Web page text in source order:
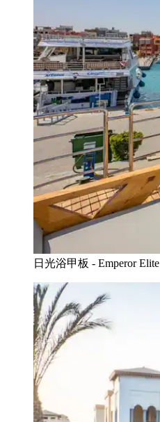
日光浴甲板 - Emperor Elite